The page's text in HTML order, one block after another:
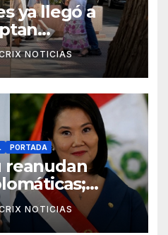
ya llegó a
susNOTICIAS
PORTADA
reanudan
viajará a
NOTICIAS